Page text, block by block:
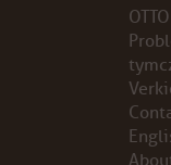
LEUVENSE
VB UTRECHT